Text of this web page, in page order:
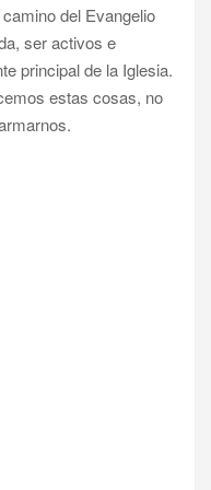
del Evangelio
ser activos e
principal de la Iglesia.
estas cosas, no